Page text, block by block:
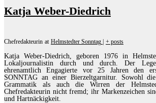
Katja Weber-Diedrich
Chefredakteurin at Helmstedter Sonntag + posts
Katja Weber-Diedrich, geboren 1976 in
Lokaljournalistin durch und durch. Der
ehrenamtlich Engagierte vor 25 Jahren den
SONNTAG an einer Bierzeltgarnitur. Sowohl
Grammatik als auch die Wirren der
Chefredakteurin nicht fremd; ihr Markenzeichen
und Hartnäckigkeit.